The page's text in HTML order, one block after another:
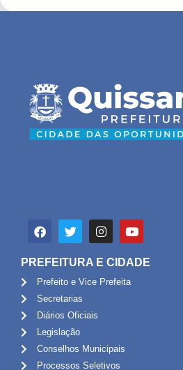
PREFEITURA E CIDADE
Prefeito e Vice Prefeita
Secretarias
Diários Oficiais
Legislação
Conselhos Municipais
Processos Seletivos